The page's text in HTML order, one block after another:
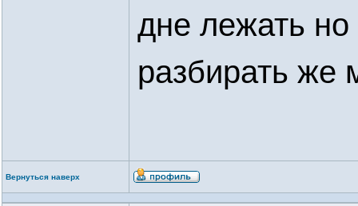
дне лежать но
разбирать же
Вернуться наверх